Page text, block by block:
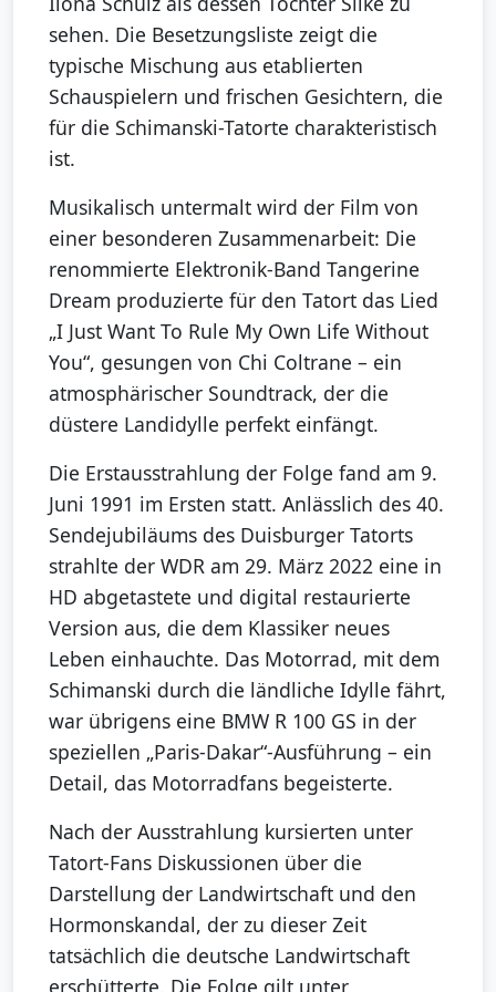
sehen. Die Besetzungsliste zeigt die
typische Mischung aus etablierten
Schauspielern und frischen Gesichtern, die
für die Schimanski-Tatorte charakteristisch
ist.
Musikalisch untermalt wird der Film von
einer besonderen Zusammenarbeit: Die
renommierte Elektronik-Band Tangerine
Dream produzierte für den Tatort das Lied
„I Just Want To Rule My Own Life Without
You“, gesungen von Chi Coltrane – ein
atmosphärischer Soundtrack, der die
düstere Landidylle perfekt einfängt.
Die Erstausstrahlung der Folge fand am 9.
Juni 1991 im Ersten statt. Anlässlich des 40.
Sendejubiläums des Duisburger Tatorts
strahlte der WDR am 29. März 2022 eine in
HD abgetastete und digital restaurierte
Version aus, die dem Klassiker neues
Leben einhauchte. Das Motorrad, mit dem
Schimanski durch die ländliche Idylle fährt,
war übrigens eine BMW R 100 GS in der
speziellen „Paris-Dakar“-Ausführung – ein
Detail, das Motorradfans begeisterte.
Nach der Ausstrahlung kursierten unter
Tatort-Fans Diskussionen über die
Darstellung der Landwirtschaft und den
Hormonskandal, der zu dieser Zeit
tatsächlich die deutsche Landwirtschaft
erschütterte. Die Folge gilt unter